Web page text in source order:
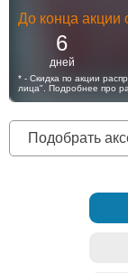
До конца акции
6
дней
* - Скидка по акции
лица". Подробнее про
Подобрать